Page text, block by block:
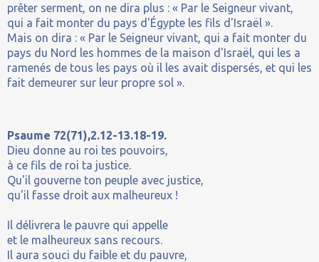
prêter serment, on ne dira plus : « Par le Seigneur vivant,
qui a fait monter du pays d'Égypte les fils d'Israël ».
Mais on dira : « Par le Seigneur vivant, qui a fait monter du
pays du Nord les hommes de la maison d'Israël, qui les a
ramenés de tous les pays où il les avait dispersés, et qui les
fait demeurer sur leur propre sol ».
Psaume 72(71),2.12-13.18-19.
Dieu donne au roi tes pouvoirs,
à ce fils de roi ta justice.
Qu'il gouverne ton peuple avec justice,
qu'il fasse droit aux malheureux !
Il délivrera le pauvre qui appelle
et le malheureux sans recours.
Il aura souci du faible et du pauvre,